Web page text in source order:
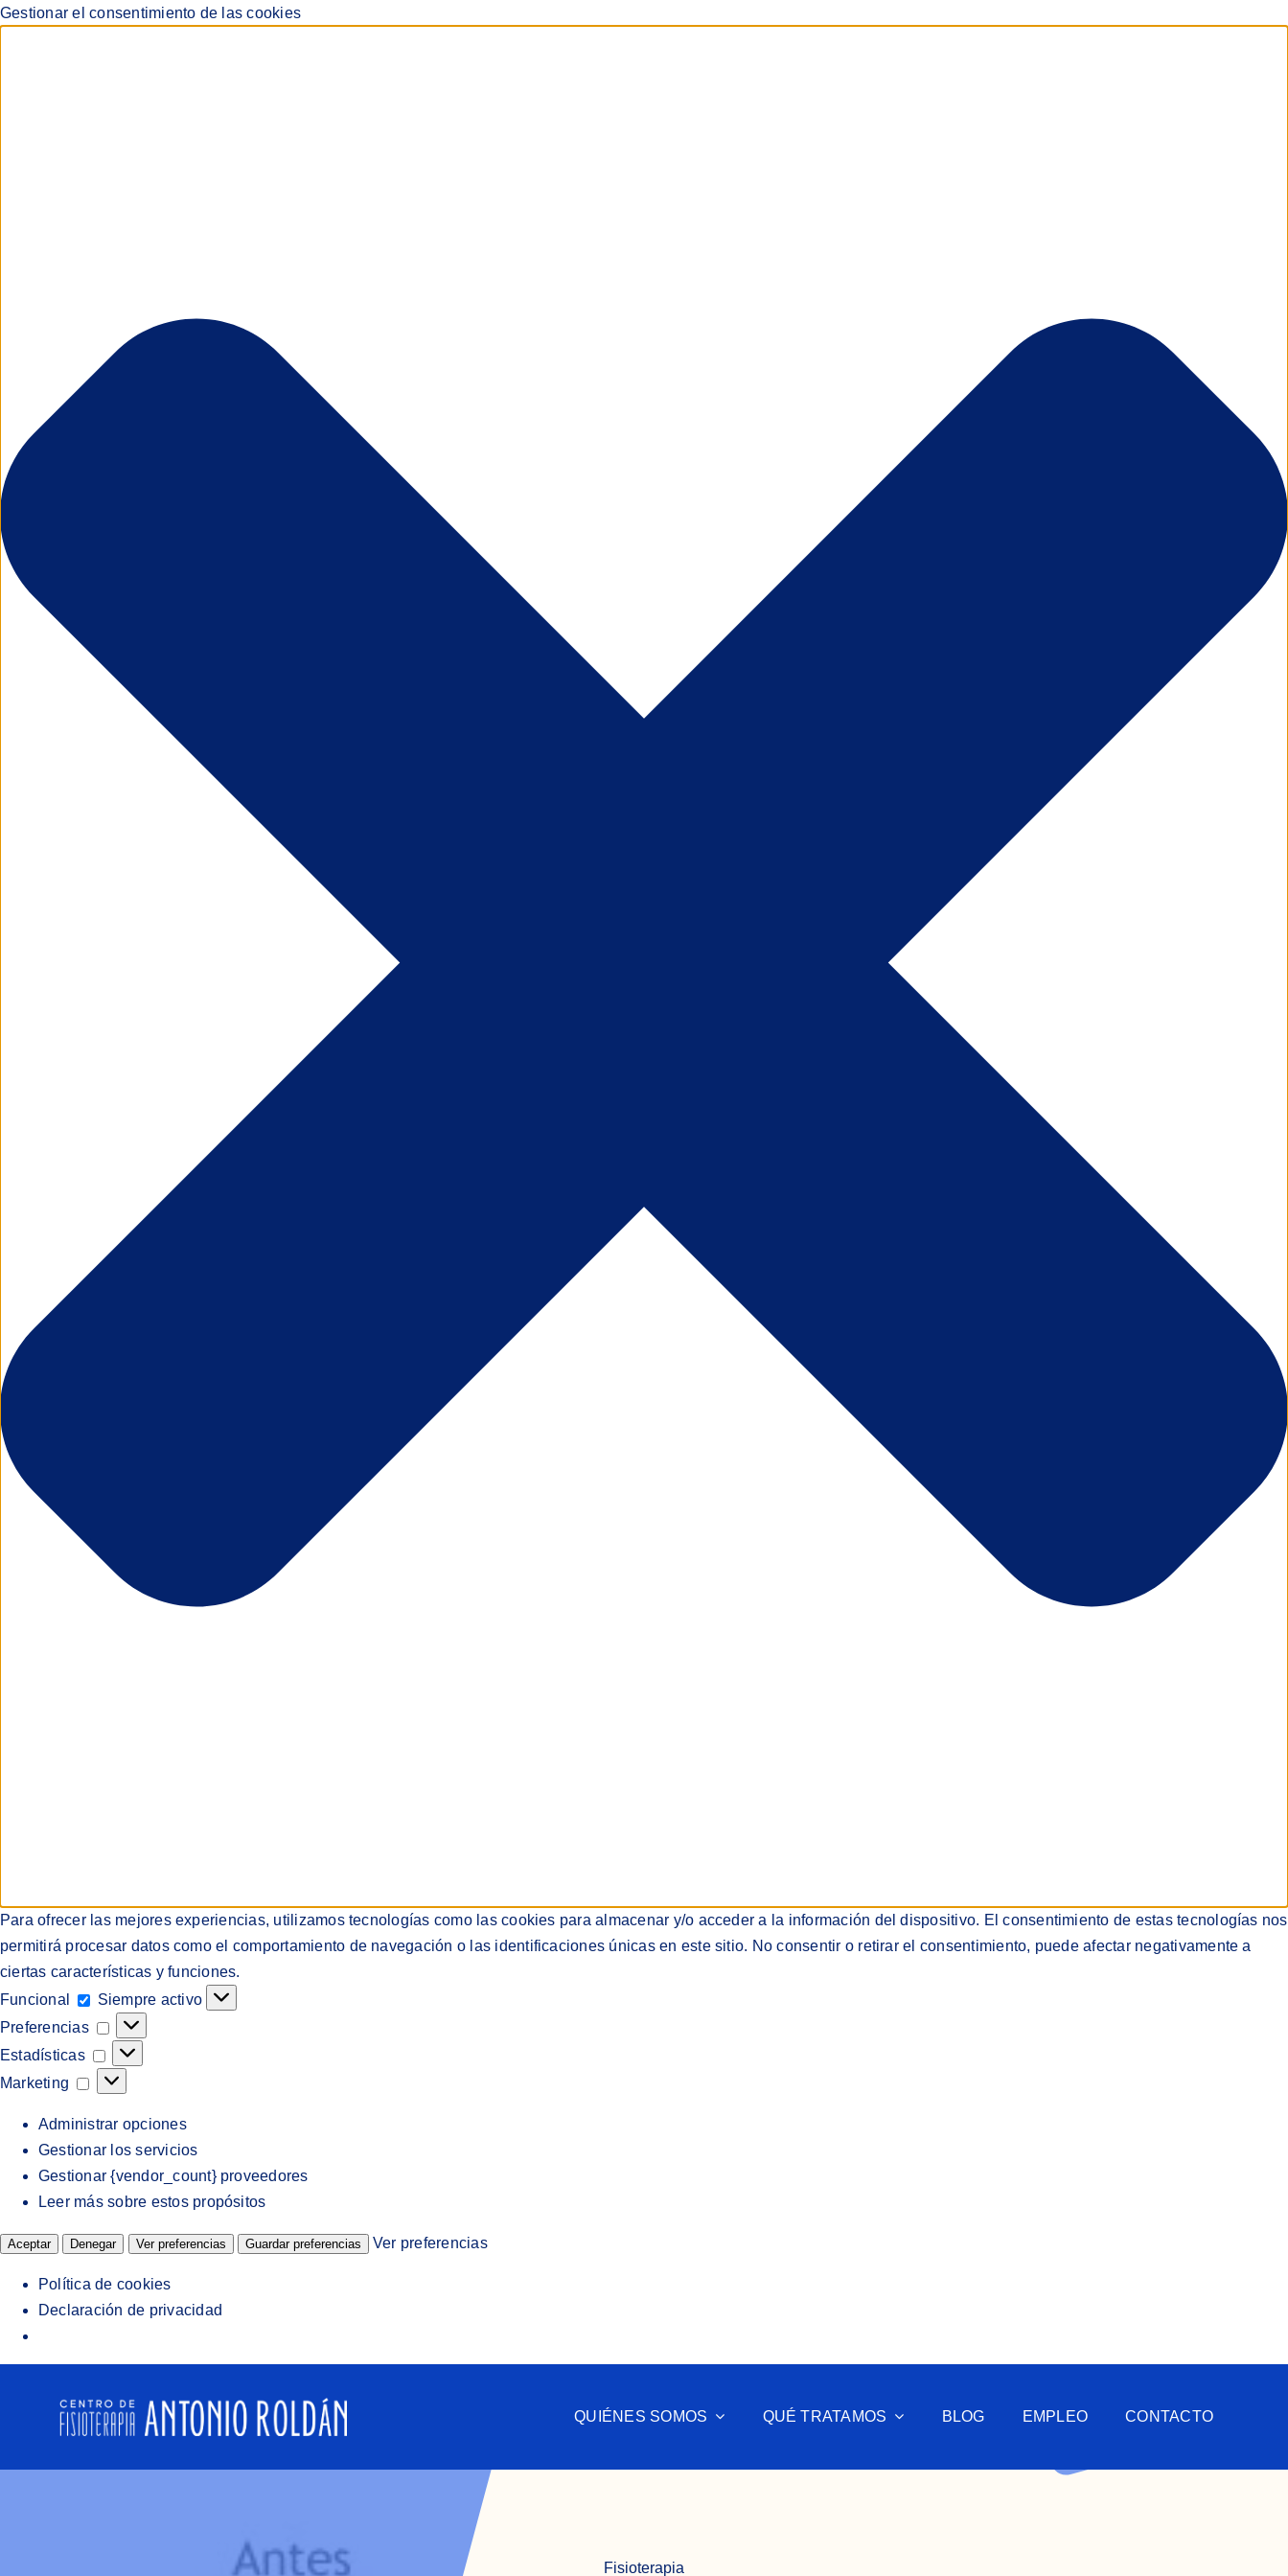
Gestionar el consentimiento de las cookies
Para ofrecer las mejores experiencias, utilizamos tecnologías como las cookies para almacenar y/o acceder a la información del dispositivo. El consentimiento de estas tecnologías nos
permitirá procesar datos como el comportamiento de navegación o las identificaciones únicas en este sitio. No consentir o retirar el consentimiento, puede afectar negativamente a
ciertas características y funciones.
Funcional
Funcional
Siempre activo
Preferencias
Preferencias
Estadísticas
Estadísticas
Marketing
Marketing
Administrar opciones
Gestionar los servicios
Gestionar {vendor_count} proveedores
Leer más sobre estos propósitos
Aceptar Denegar Ver preferencias Guardar preferencias Ver preferencias
Política de cookies
Declaración de privacidad
contenido
QUIÉNES SOMOS QUÉ TRATAMOS BLOG EMPLEO CONTACTO
Fisioterapia